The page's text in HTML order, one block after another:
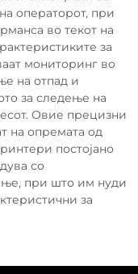
операторот, при
во текот на
за
мониторинг во
на отпад и
за следење на
Овие прецизни
на опремата од
постојано
со
при што им нуди
за